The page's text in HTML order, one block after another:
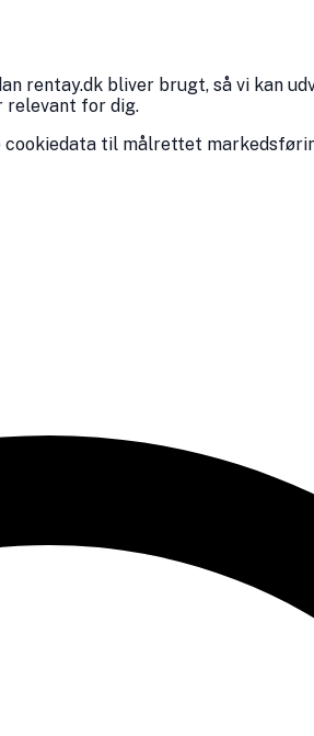
rentay.dk bliver brugt, så vi kan
relevant for dig.
til målrettet